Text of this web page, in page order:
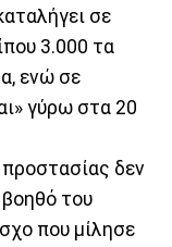
σε
3.000 τα
ενώ σε
γύρω στα 20
δεν
του
που μίλησε